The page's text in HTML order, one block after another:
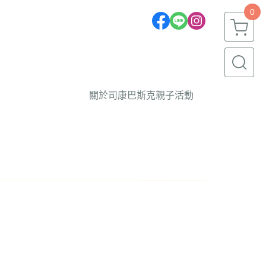
0
關於司康巴斯克親子活動